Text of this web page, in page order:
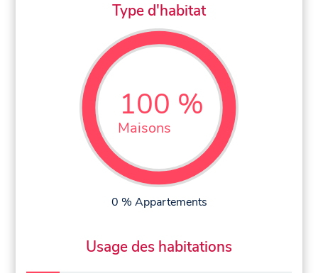
Type d'habitat
100 %
Maisons
0 % Appartements
Usage des habitations